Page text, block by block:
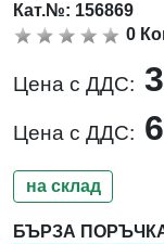
Кат.№: 156869
0
Цена с ДДС:
Цена с ДДС:
на склад
БЪРЗА